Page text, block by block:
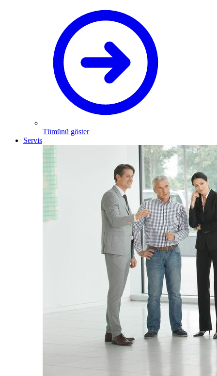
Tümünü göster
Servis